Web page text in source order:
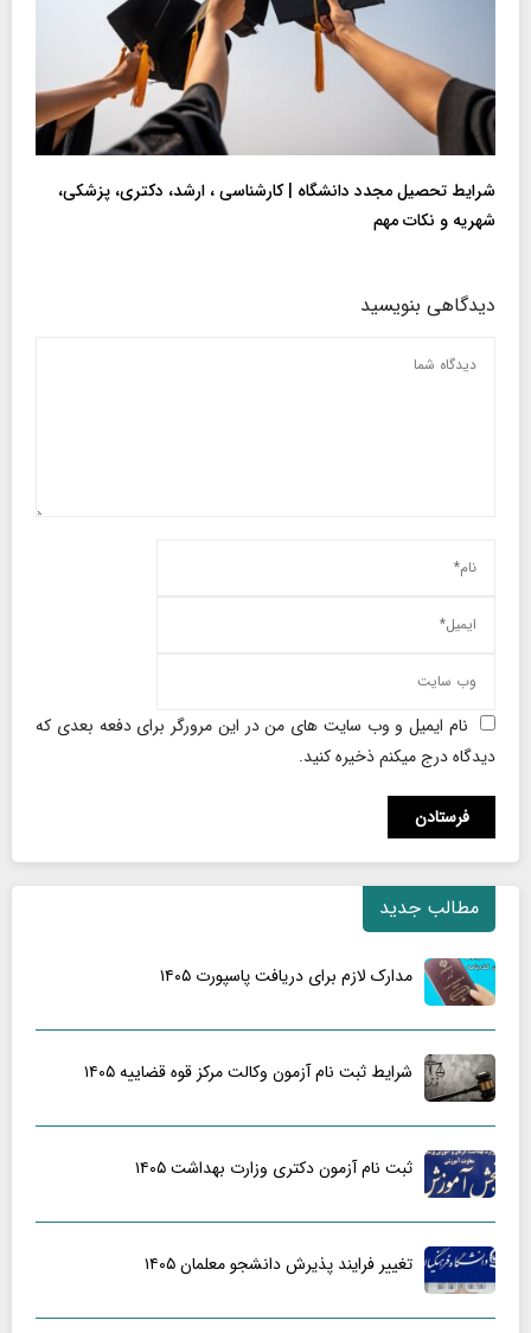
شرایط تحصیل مجدد دانشگاه | کارشناسی ، ارشد، دکتری، پزشکی،
شهریه و نکات مهم
دیدگاهی بنویسید
نام ایمیل و وب سایت های من در این مرورگر برای دفعه بعدی که
دیدگاه درج میکنم ذخیره کنید.
مطالب جدید
مدارک لازم برای دریافت پاسپورت ۱۴۰۵
شرایط ثبت نام آزمون وکالت مرکز قوه قضاییه ۱۴۰۵
ثبت نام آزمون دکتری وزارت بهداشت ۱۴۰۵
تغییر فرایند پذیرش دانشجو معلمان ۱۴۰۵